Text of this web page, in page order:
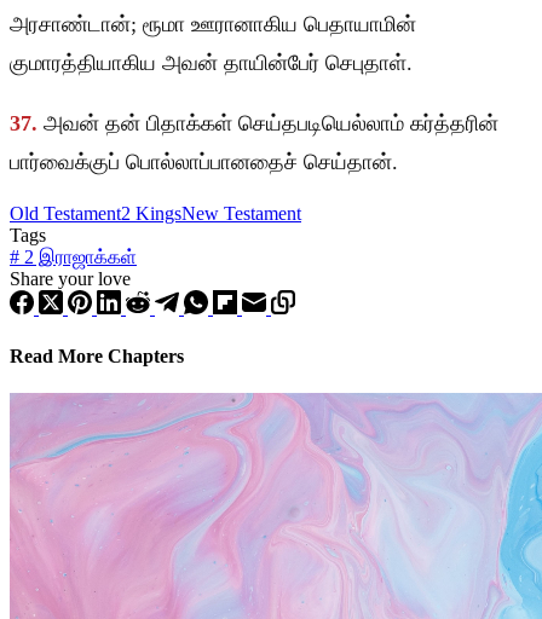
அரசாண்டான்; ரூமா ஊரானாகிய பெதாயாமின்
குமாரத்தியாகிய அவன் தாயின்பேர் செபுதாள்.
37. அவன் தன் பிதாக்கள் செய்தபடியெல்லாம் கர்த்தரின்
பார்வைக்குப் பொல்லாப்பானதைச் செய்தான்.
Old Testament2 KingsNew Testament
Tags
# 2 இராஜாக்கள்
Share your love
Read More Chapters